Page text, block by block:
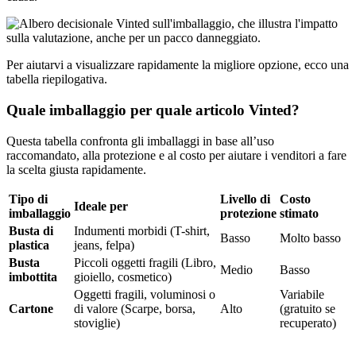
Per aiutarvi a visualizzare rapidamente la migliore opzione, ecco una
tabella riepilogativa.
Quale imballaggio per quale articolo Vinted?
Questa tabella confronta gli imballaggi in base all’uso
raccomandato, alla protezione e al costo per aiutare i venditori a fare
la scelta giusta rapidamente.
Tipo di
imballaggio
Ideale per
Livello di
protezione
Costo
stimato
Busta di
plastica
Indumenti morbidi (T-shirt,
jeans, felpa)
Basso
Molto basso
Busta
imbottita
Piccoli oggetti fragili (Libro,
gioiello, cosmetico)
Medio Basso
Cartone
Oggetti fragili, voluminosi o
di valore (Scarpe, borsa,
stoviglie)
Alto
Variabile
(gratuito se
recuperato)